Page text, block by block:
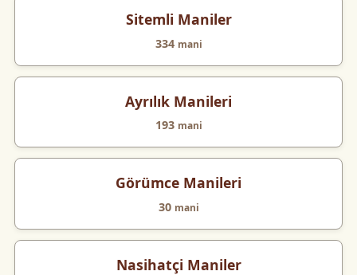
Sitemli Maniler
334 mani
Ayrılık Manileri
193 mani
Görümce Manileri
30 mani
Nasihatçi Maniler